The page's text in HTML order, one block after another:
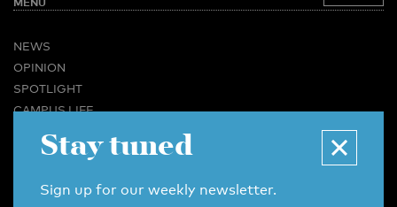
NEWS
OPINION
SPOTLIGHT
CAMPUS LIFE
BUSINESS & CAREER
Stay tuned
Sign up for our weekly newsletter.